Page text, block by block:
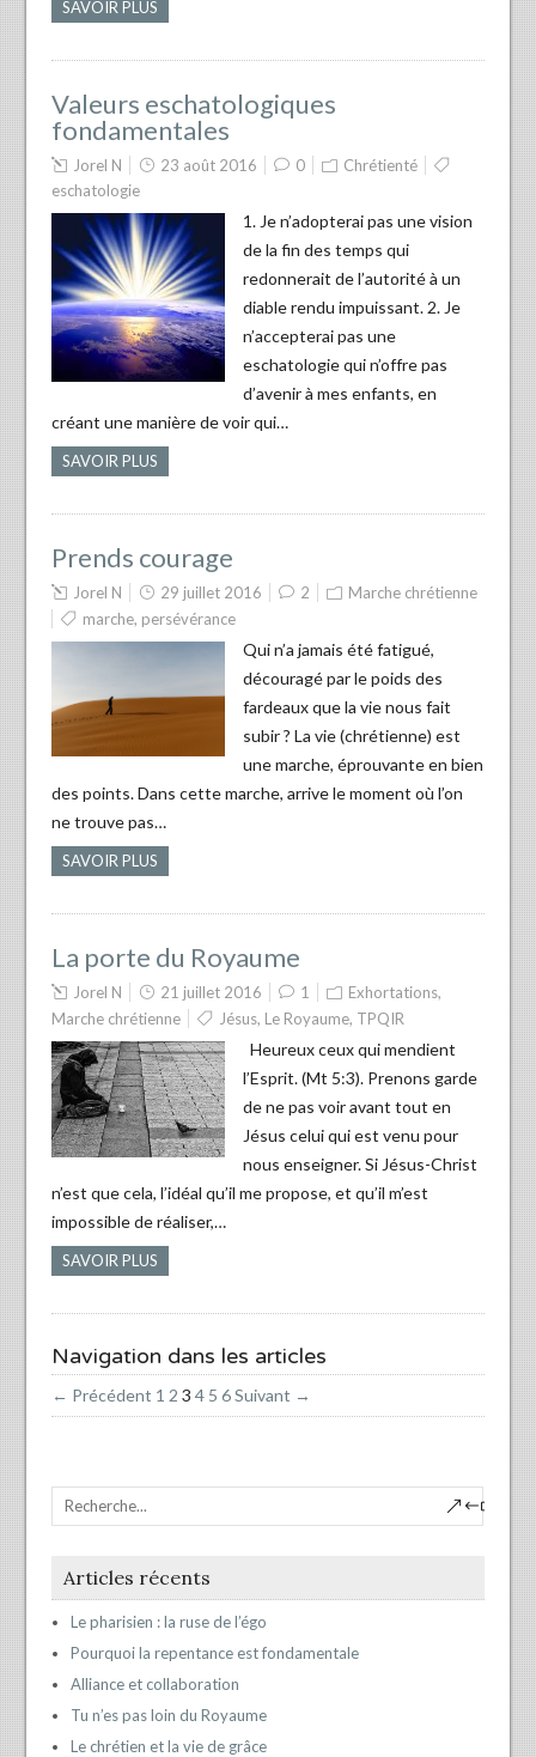
SAVOIR PLUS
Valeurs eschatologiques
fondamentales
Jorel N 23 août 2016 0
Chrétienté
eschatologie
1. Je n’adopterai pas une vision
de la fin des temps qui
redonnerait de l’autorité à un
diable rendu impuissant. 2. Je
n’accepterai pas une
eschatologie qui n’offre pas
d’avenir à mes enfants, en
créant une manière de voir qui…
SAVOIR PLUS
Prends courage
Jorel N 29 juillet 2016 2
Marche chrétienne
marche, persévérance
Qui n’a jamais été fatigué,
découragé par le poids des
fardeaux que la vie nous fait
subir ? La vie (chrétienne) est
une marche, éprouvante en bien
des points. Dans cette marche, arrive le moment où l’on
ne trouve pas…
SAVOIR PLUS
La porte du Royaume
Jorel N 21 juillet 2016 1 Exhortations,
Marche chrétienne
Jésus, Le Royaume, TPQIR
Heureux ceux qui mendient
l’Esprit. (Mt 5:3). Prenons garde
de ne pas voir avant tout en
Jésus celui qui est venu pour
nous enseigner. Si Jésus-Christ
n’est que cela, l’idéal qu’il me propose, et qu’il m’est
impossible de réaliser,…
SAVOIR PLUS
Navigation dans les articles
← Précédent 1 2 3 4 5 6 Suivant →
Articles récents
Le pharisien : la ruse de l’égo
Pourquoi la repentance est fondamentale
Alliance et collaboration
Tu n’es pas loin du Royaume
Le chrétien et la vie de grâce